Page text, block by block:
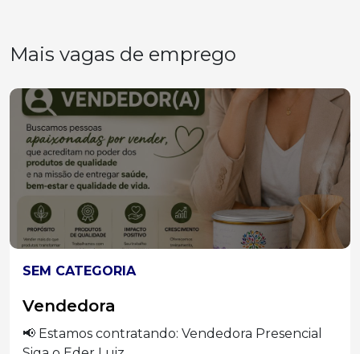
Mais vagas de emprego
SEM CATEGORIA
Vendedora
📢 Estamos contratando: Vendedora Presencial